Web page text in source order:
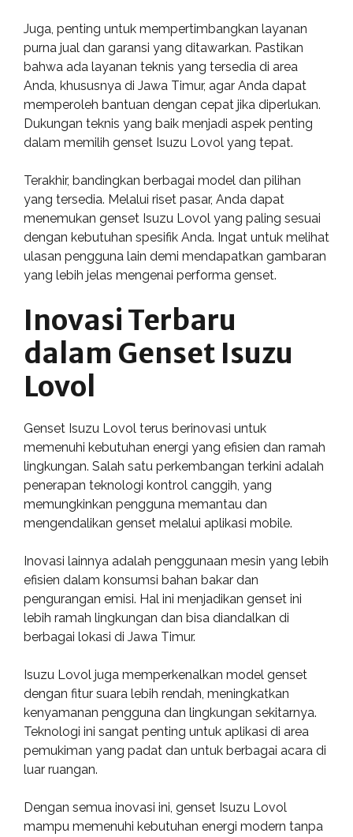
Juga, penting untuk mempertimbangkan layanan
purna jual dan garansi yang ditawarkan. Pastikan
bahwa ada layanan teknis yang tersedia di area
Anda, khususnya di Jawa Timur, agar Anda dapat
memperoleh bantuan dengan cepat jika diperlukan.
Dukungan teknis yang baik menjadi aspek penting
dalam memilih genset Isuzu Lovol yang tepat.
Terakhir, bandingkan berbagai model dan pilihan
yang tersedia. Melalui riset pasar, Anda dapat
menemukan genset Isuzu Lovol yang paling sesuai
dengan kebutuhan spesifik Anda. Ingat untuk melihat
ulasan pengguna lain demi mendapatkan gambaran
yang lebih jelas mengenai performa genset.
Inovasi Terbaru
dalam Genset Isuzu
Lovol
Genset Isuzu Lovol terus berinovasi untuk
memenuhi kebutuhan energi yang efisien dan ramah
lingkungan. Salah satu perkembangan terkini adalah
penerapan teknologi kontrol canggih, yang
memungkinkan pengguna memantau dan
mengendalikan genset melalui aplikasi mobile.
Inovasi lainnya adalah penggunaan mesin yang lebih
efisien dalam konsumsi bahan bakar dan
pengurangan emisi. Hal ini menjadikan genset ini
lebih ramah lingkungan dan bisa diandalkan di
berbagai lokasi di Jawa Timur.
Isuzu Lovol juga memperkenalkan model genset
dengan fitur suara lebih rendah, meningkatkan
kenyamanan pengguna dan lingkungan sekitarnya.
Teknologi ini sangat penting untuk aplikasi di area
pemukiman yang padat dan untuk berbagai acara di
luar ruangan.
Dengan semua inovasi ini, genset Isuzu Lovol
mampu memenuhi kebutuhan energi modern tanpa